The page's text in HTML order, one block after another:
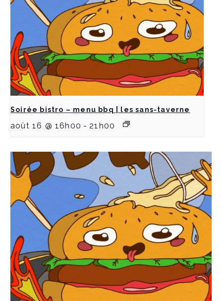
Soirée bistro – menu bbq | les sans-taverne
août 16 @ 16h00 - 21h00